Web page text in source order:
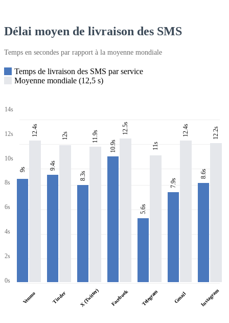
Délai moyen de livraison des SMS
Temps en secondes par rapport à la moyenne mondiale
Temps de livraison des SMS par service
Moyenne mondiale (12,5 s)
14s
12s
10s
8s
6s
4s
2s
0s
9s
12.4s
Venmo
9.4s
12s
Tinder
8.3s
11.9s
X (Twitter)
10.9s
12.5s
Facebook
5.6s
11s
Telegram
7.9s
12.4s
Gmail
8.6s
12.2s
Instagram